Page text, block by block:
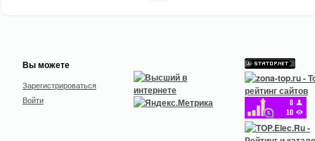
Вы можете
Зарегистрироваться
Войти